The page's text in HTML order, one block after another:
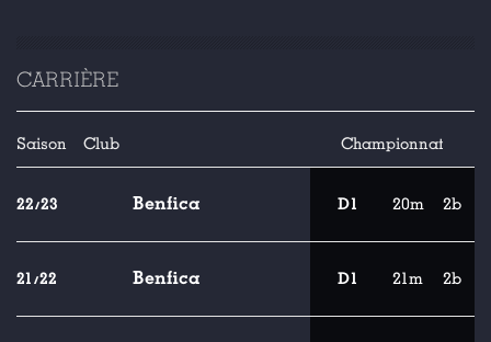
CARRIÈRE
Saison Club Championnat
22/23 Benfica D1 20m 2b
21/22 Benfica D1 21m 2b